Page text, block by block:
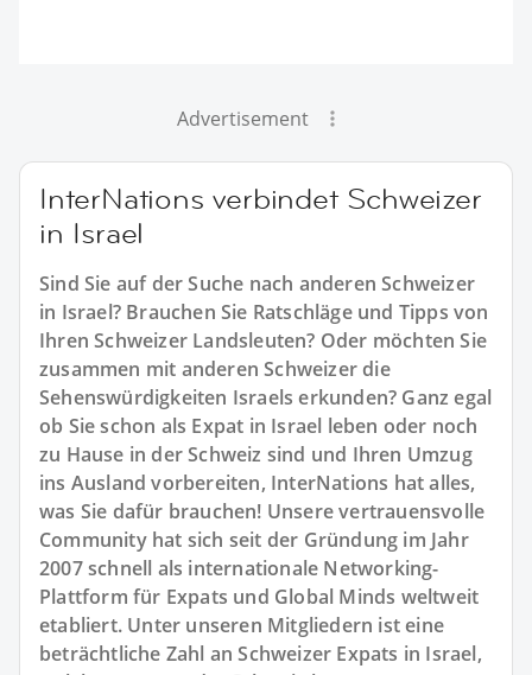
Advertisement
InterNations verbindet Schweizer
in Israel
Sind Sie auf der Suche nach anderen Schweizer
in Israel? Brauchen Sie Ratschläge und Tipps von
Ihren Schweizer Landsleuten? Oder möchten Sie
zusammen mit anderen Schweizer die
Sehenswürdigkeiten Israels erkunden? Ganz egal
ob Sie schon als Expat in Israel leben oder noch
zu Hause in der Schweiz sind und Ihren Umzug
ins Ausland vorbereiten, InterNations hat alles,
was Sie dafür brauchen! Unsere vertrauensvolle
Community hat sich seit der Gründung im Jahr
2007 schnell als internationale Networking-
Plattform für Expats und Global Minds weltweit
etabliert. Unter unseren Mitgliedern ist eine
beträchtliche Zahl an Schweizer Expats in Israel,